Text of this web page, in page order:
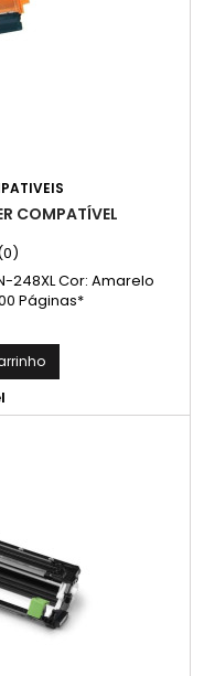
COMPATÍVEL
248XL Cor: Amarelo
Páginas*